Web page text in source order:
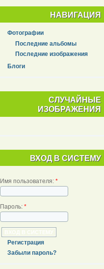
НАВИГАЦИЯ
Фотографии
Последние альбомы
Последние изображения
Блоги
СЛУЧАЙНЫЕ
ИЗОБРАЖЕНИЯ
ВХОД В СИСТЕМУ
Имя пользователя: *
Пароль: *
Регистрация
Забыли пароль?